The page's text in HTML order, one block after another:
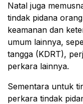
Natal juga
tindak pidana
keamanan dan
umum lainnya,
tangga (KDRT),
perkara lainnya.
Sementara untuk
perkara tindak